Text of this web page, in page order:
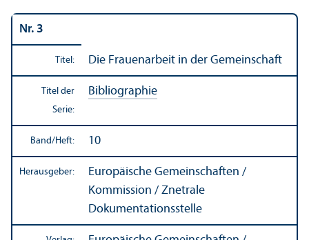
Nr. 3
Titel: Die Frauenarbeit in der Gemeinschaft
Titel der
Serie:
Bibliographie
Band/Heft: 10
Herausgeber:
Europäische Gemeinschaften /
Kommission / Znetrale
Dokumentations­stelle